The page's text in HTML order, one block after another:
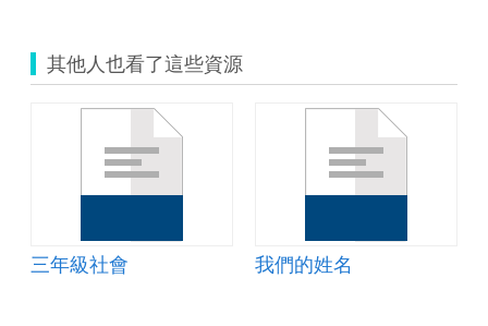
其他人也看了這些資源
三年級社會 我們的姓名